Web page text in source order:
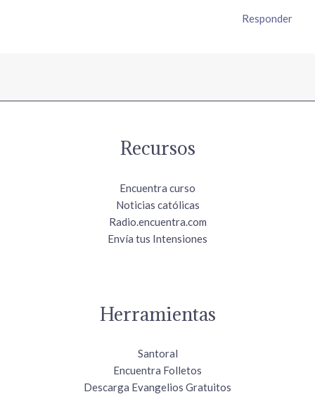
Responder
Recursos
Encuentra curso
Noticias católicas
Radio.encuentra.com
Envía tus Intensiones
Herramientas
Santoral
Encuentra Folletos
Descarga Evangelios Gratuitos